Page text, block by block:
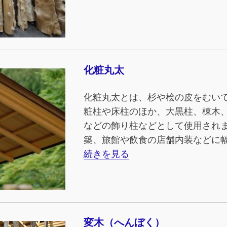
化粧丸太
化粧丸太とは、杉や桧の皮をむい
粧柱や床柱のほか、大黒柱、棟木
などの飾り柱などとして使用され
築、旅館や飲食の店舗内装などに
続きを見る
変木（へんぼく）